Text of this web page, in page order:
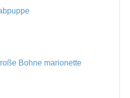
Bohne marionette